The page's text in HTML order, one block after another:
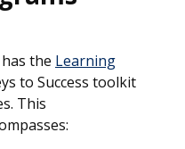
the Learning
to Success toolkit
This